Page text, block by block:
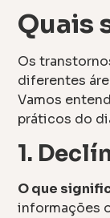
Quais
Os
diferentes
Vamos
práticos do
1.
O que
informações